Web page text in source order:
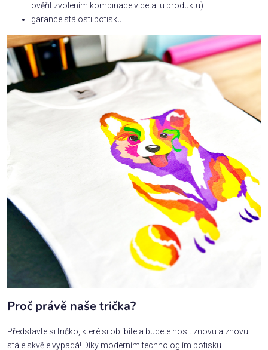
ověřit zvolením kombinace v detailu produktu)
garance stálosti potisku
Proč právě naše trička?
Představte si tričko, které si oblíbíte a budete nosit znovu a znovu –
stále skvěle vypadá! Díky moderním technologiím potisku